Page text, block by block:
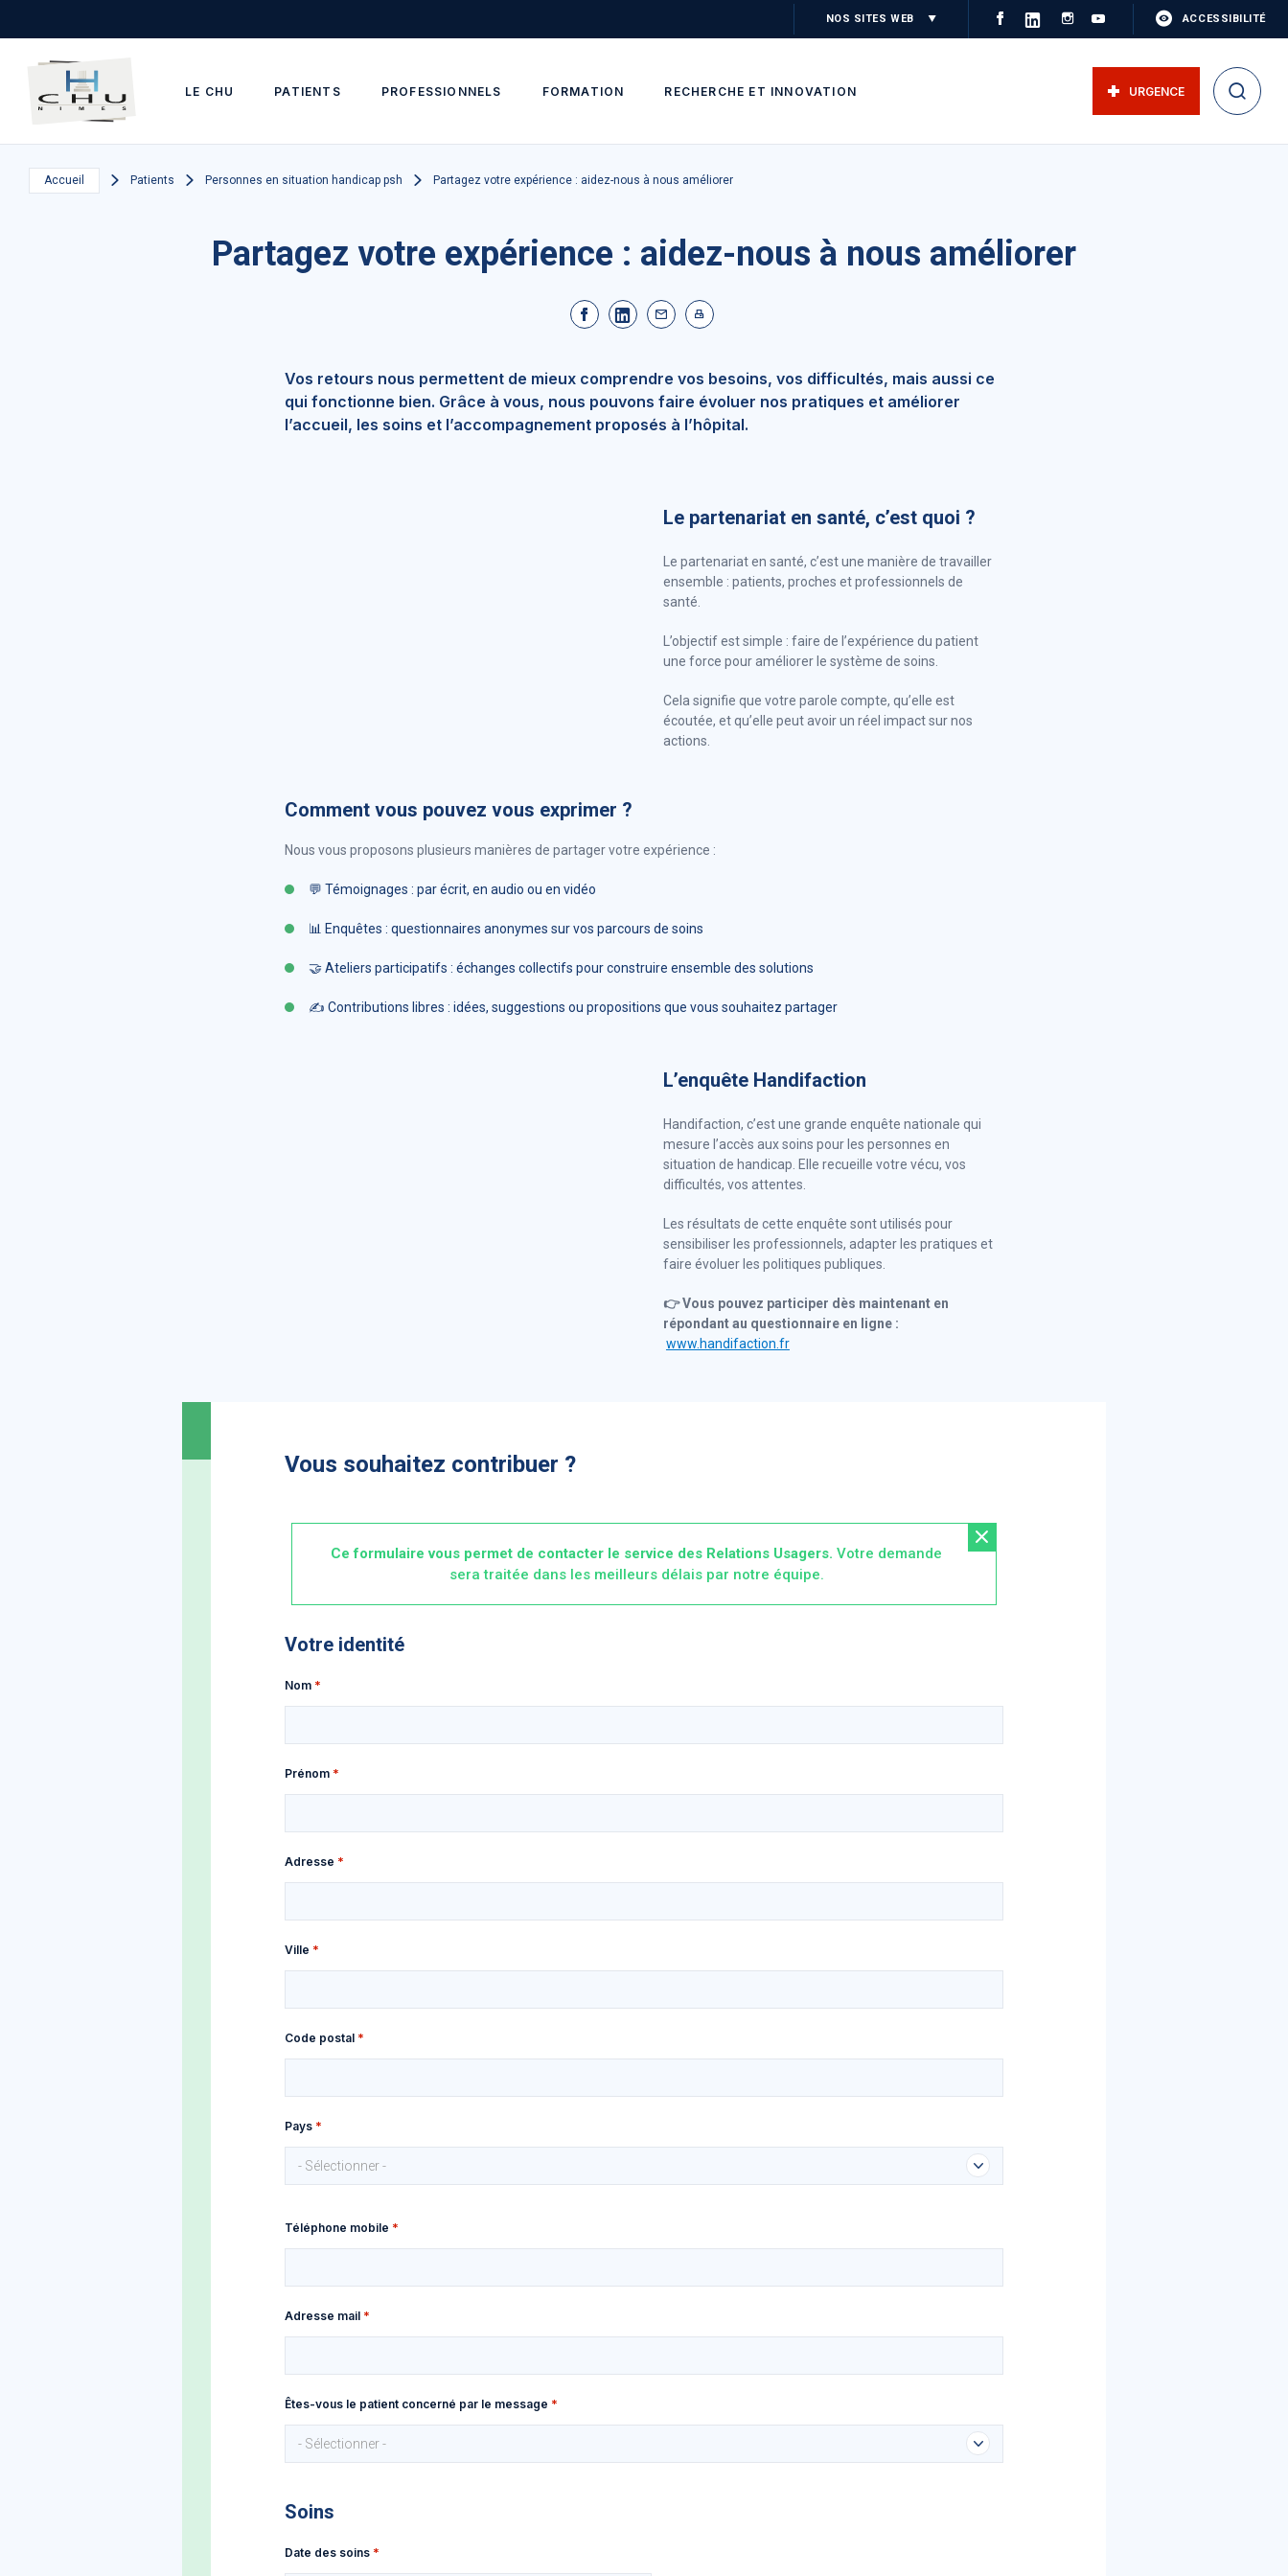
LE CHU PATIENTS PROFESSIONNELS FORMATION RECHERCHE ET INNOVATION
NOS SITES WEB ACCESSIBILITÉ
URGENCE
Accueil Patients Personnes en situation handicap psh Partagez votre expérience : aidez-nous à nous améliorer
Partagez votre expérience : aidez-nous à nous améliorer
Vos retours nous permettent de mieux comprendre vos besoins, vos difficultés, mais aussi ce
qui fonctionne bien. Grâce à vous, nous pouvons faire évoluer nos pratiques et améliorer
l’accueil, les soins et l’accompagnement proposés à l’hôpital.
Le partenariat en santé, c’est quoi ?
Le partenariat en santé, c’est une manière de travailler
ensemble : patients, proches et professionnels de
santé.
L’objectif est simple : faire de l’expérience du patient
une force pour améliorer le système de soins.
Cela signifie que votre parole compte, qu’elle est
écoutée, et qu’elle peut avoir un réel impact sur nos
actions.
Comment vous pouvez vous exprimer ?
Nous vous proposons plusieurs manières de partager votre expérience :
💬 Témoignages : par écrit, en audio ou en vidéo
📊 Enquêtes : questionnaires anonymes sur vos parcours de soins
🤝 Ateliers participatifs : échanges collectifs pour construire ensemble des solutions
✍️ Contributions libres : idées, suggestions ou propositions que vous souhaitez partager
L’enquête Handifaction
Handifaction, c’est une grande enquête nationale qui
mesure l’accès aux soins pour les personnes en
situation de handicap. Elle recueille votre vécu, vos
difficultés, vos attentes.
Les résultats de cette enquête sont utilisés pour
sensibiliser les professionnels, adapter les pratiques et
faire évoluer les politiques publiques.
👉 Vous pouvez participer dès maintenant en
répondant au questionnaire en ligne :
www.handifaction.fr
Vous souhaitez contribuer ?
Ce formulaire vous permet de contacter le service des Relations Usagers. Votre demande
sera traitée dans les meilleurs délais par notre équipe.
Votre identité
Nom
Prénom
Adresse postale
Adresse
Ville
Code postal
Pays
- Sélectionner -
Téléphone mobile
Adresse mail
Êtes-vous le patient concerné par le message
- Sélectionner -
Soins
Date des soins